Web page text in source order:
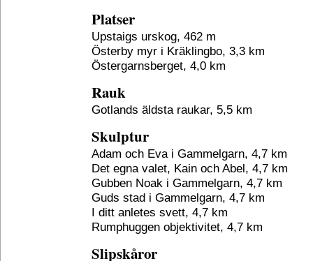
Platser
Upstaigs urskog, 462 m
Österby myr i Kräklingbo, 3,3 km
Östergarnsberget, 4,0 km
Rauk
Gotlands äldsta raukar, 5,5 km
Skulptur
Adam och Eva i Gammelgarn, 4,7 km
Det egna valet, Kain och Abel, 4,7 km
Gubben Noak i Gammelgarn, 4,7 km
Guds stad i Gammelgarn, 4,7 km
I ditt anletes svett, 4,7 km
Rumphuggen objektivitet, 4,7 km
Slipskåror